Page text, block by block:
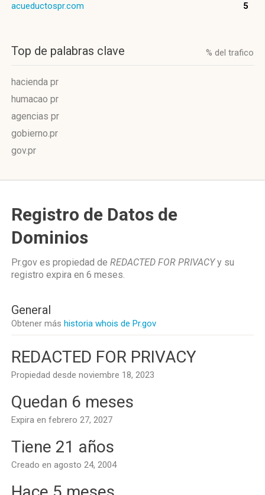
acueductospr.com
5
Top de palabras clave % del trafico
hacienda pr
humacao pr
agencias pr
gobierno.pr
gov.pr
Registro de Datos de
Dominios
Pr.gov es propiedad de REDACTED FOR PRIVACYy su
registro expira en 6 meses.
General
Obtener más historia whois de Pr.gov
REDACTED FOR PRIVACY
Propiedad desde noviembre 18, 2023
Quedan 6 meses
Expira en febrero 27, 2027
Tiene 21 años
Creado en agosto 24, 2004